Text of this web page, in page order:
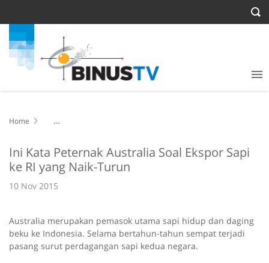
Home
Ini Kata Peternak Australia Soal Ekspor Sapi
ke RI yang Naik-Turun
10 Nov 2015
Australia merupakan pemasok utama sapi hidup dan daging
beku ke Indonesia. Selama bertahun-tahun sempat terjadi
pasang surut perdagangan sapi kedua negara.